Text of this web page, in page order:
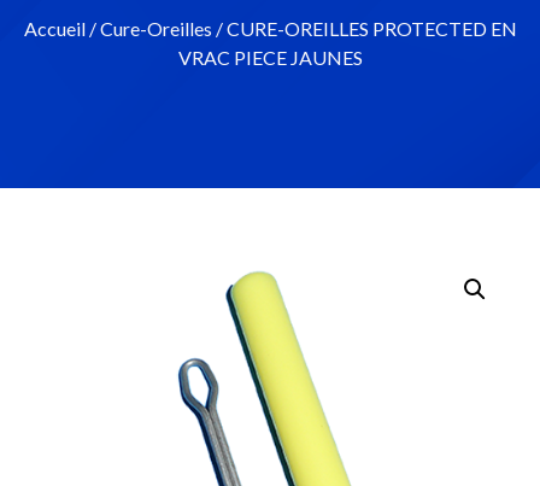
Accueil/Cure-Oreilles / CURE-OREILLES PROTECTED EN
VRAC PIECE JAUNES